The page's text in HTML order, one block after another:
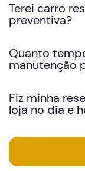
Terei carro
preventiva?
Quanto
manutenção
Fiz minha
loja no dia e